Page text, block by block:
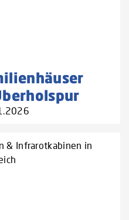
& Infrarotkabinen in